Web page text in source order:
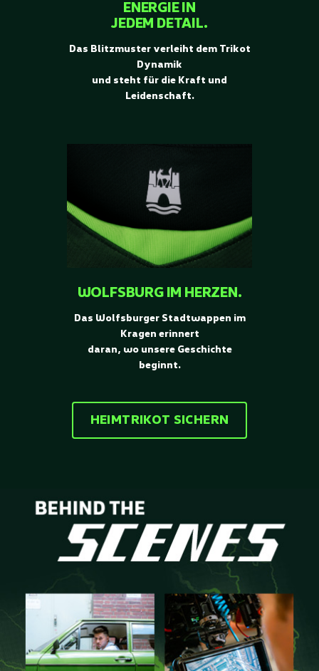
ENERGIE IN
JEDEM DETAIL.
Das Blitzmuster verleiht dem Trikot
Dynamik
und steht für die Kraft und
Leidenschaft.
WOLFSBURG IM HERZEN.
Das Wolfsburger Stadtwappen im
Kragen erinnert
daran, wo unsere Geschichte
beginnt.
HEIMTRIKOT SICHERN